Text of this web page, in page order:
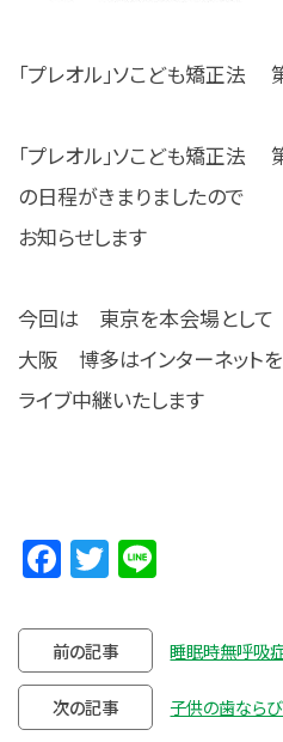
「プレオル」ソこども矯正法
「プレオル」ソこども矯正法
の日程がきまりましたので
お知らせします
今回は 東京を本会場として
大阪 博多はインターネット
ライブ中継いたします
Facebook
Twitter
前の記事 睡眠時無呼吸
次の記事 子供の歯なら